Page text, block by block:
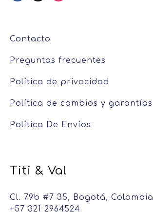
Contacto
Preguntas frecuentes
Política de privacidad
Política de cambios y garantías
Política De Envíos
Titi & Val
Cl. 79b #7 35, Bogotá, Colombia
+57 321 2964524